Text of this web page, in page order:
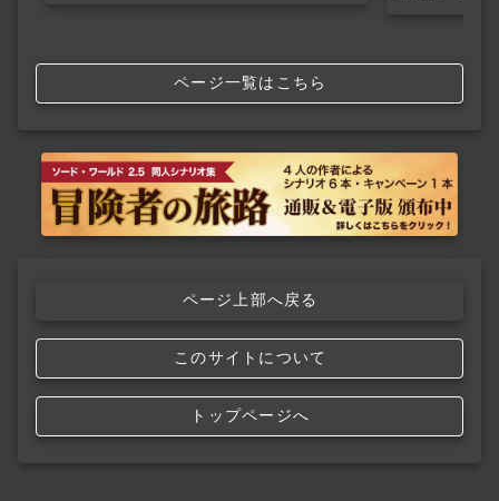
ページ一覧はこちら
ページ上部へ戻る
このサイトについて
トップページへ